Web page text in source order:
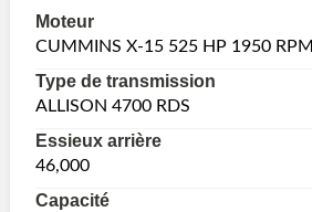
Moteur
CUMMINS X-15 525 HP 1950 RPM
Type de transmission
ALLISON 4700 RDS
Essieux arrière
46,000
Capacité